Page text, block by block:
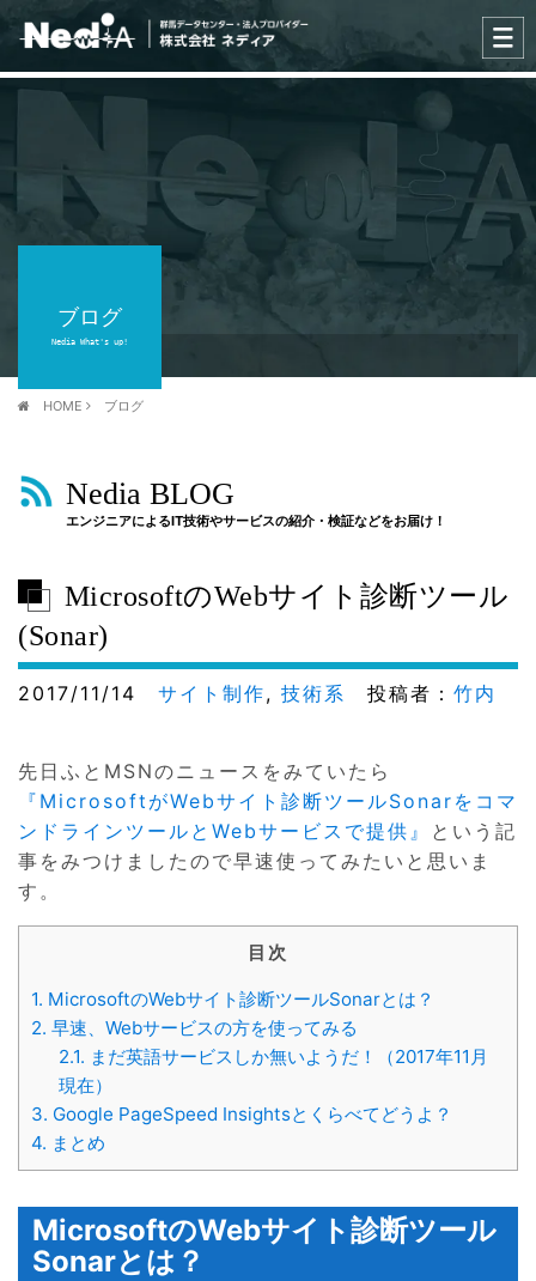
ブログ
Nedia What's up!
HOME ブログ
Nedia BLOG
エンジニアによるIT技術やサービスの紹介・検証などをお届け！
MicrosoftのWebサイト診断ツール
(Sonar)
2017/11/14 サイト制作, 技術系 投稿者： 竹内
先日ふとMSNのニュースをみていたら
『MicrosoftがWebサイト診断ツールSonarをコマ
ンドラインツールとWebサービスで提供』 という記
事をみつけましたので早速使ってみたいと思いま
す。
目次
1. MicrosoftのWebサイト診断ツールSonarとは？
2. 早速、Webサービスの方を使ってみる
2.1. まだ英語サービスしか無いようだ！（2017年11月
現在）
3. Google PageSpeed Insightsとくらべてどうよ？
4. まとめ
MicrosoftのWebサイト診断ツール
Sonarとは？